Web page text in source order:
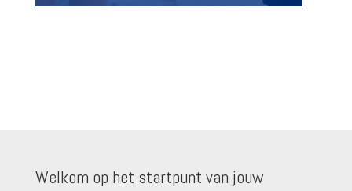
Welkom op het startpunt van jouw